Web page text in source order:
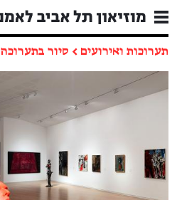
תערוכות ואירועים ← סיור בתערוכה